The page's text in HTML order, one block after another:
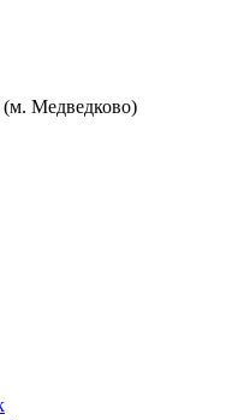
(м. Медведково)